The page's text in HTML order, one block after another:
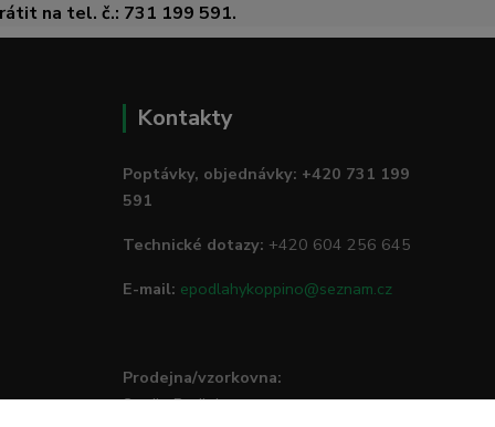
na tel. č.: 731 199 591.
Kontakty
Poptávky, objednávky: +420 731 199
591
Technické dotazy: +420 604 256 645
E-mail: epodlahykoppino@seznam.cz
Prodejna/vzorkovna:
Studio Podlah